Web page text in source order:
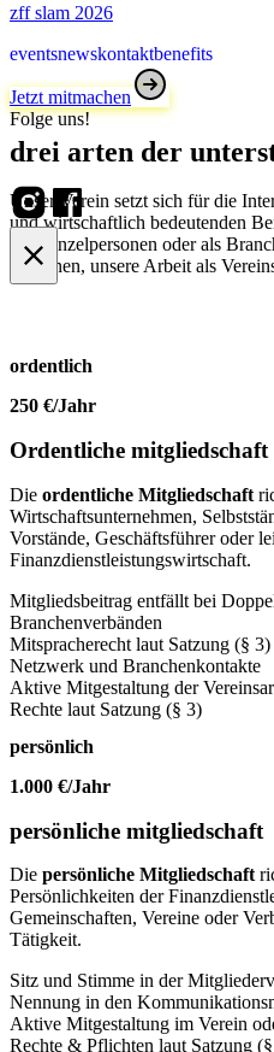
zff slam 2026
eventsnewskontaktbenefits
Jetzt mitmachen
Folge uns!
drei arten der
Unser Verein setzt sich für die
und wirtschaftlich bedeutenden
Für Einzelpersonen oder als
Optionen, unsere Arbeit als
ordentlich
250 €/Jahr
Ordentliche mitgliedschaft
Die ordentliche Mitgliedschaft
Wirtschaftsunternehmen,
Vorstände, Geschäftsführer oder
Finanzdienstleistungswirtschaft.
Mitgliedsbeitrag entfällt bei
Branchenverbänden
Mitspracherecht laut Satzung (§ 3)
Netzwerk und Branchenkontakte
Aktive Mitgestaltung der
Rechte laut Satzung (§ 3)
persönlich
1.000 €/Jahr
persönliche mitgliedschaft
Die persönliche Mitgliedschaft
Persönlichkeiten der
Gemeinschaften, Vereine oder
Tätigkeit.
Sitz und Stimme in der
Nennung in den
Aktive Mitgestaltung im Verein
Rechte & Pflichten laut Satzung